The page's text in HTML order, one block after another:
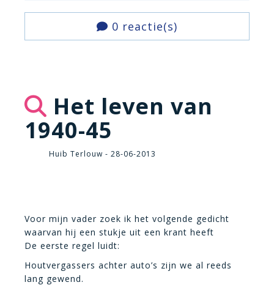
0 reactie(s)
Het leven van
1940-45
Huib Terlouw - 28-06-2013
Voor mijn vader zoek ik het volgende gedicht
waarvan hij een stukje uit een krant heeft
De eerste regel luidt:
Houtvergassers achter auto’s zijn we al reeds
lang gewend.